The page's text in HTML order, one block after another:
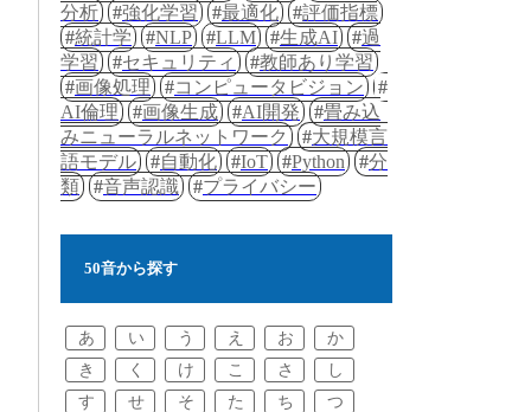
分析
強化学習 最適化
評価指標
統計学
NLP LLM 生成AI
過
学習
セキュリティ
教師あり学習
画像処理
コンピュータビジョン
AI倫理
画像生成 AI開発
畳み込
みニューラルネットワーク
大規模言
語モデル
自動化 IoT Python
分
類
音声認識 プライバシー
50音から探す
あ い う え お
か
き
く け こ さ
し
す
せ そ た ち
つ